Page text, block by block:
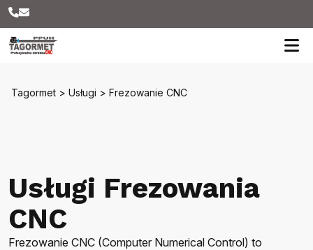
Tagormet > Usługi > Frezowanie CNC
Usługi Frezowania
CNC
Frezowanie CNC (Computer Numerical Control) to